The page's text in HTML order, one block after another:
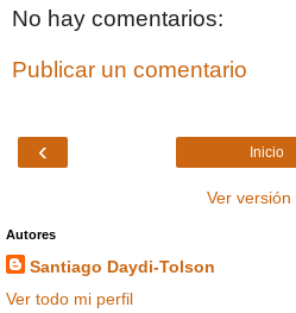
No hay comentarios:
Publicar un comentario
‹ Inicio
Ver versión
Autores
Santiago Daydi-Tolson
Ver todo mi perfil